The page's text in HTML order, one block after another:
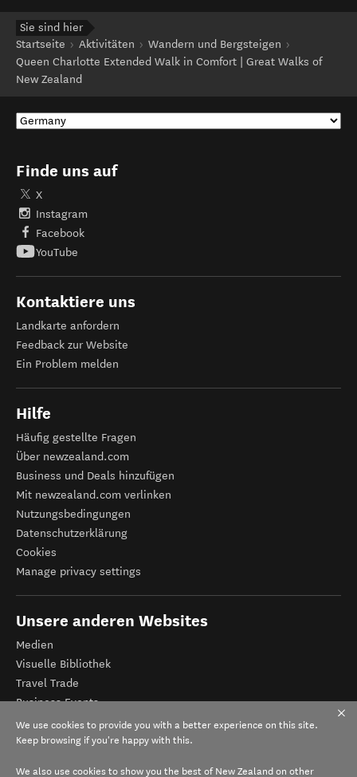
Sie sind hier
Startseite
Aktivitäten
Wandern und Bergsteigen
Queen Charlotte Extended Walk in Comfort | Great Walks of
New Zealand
Finde uns auf
X
Instagram
Facebook
YouTube
Kontaktiere uns
Landkarte anfordern
Feedback zur Website
Ein Problem melden
Hilfe
Häufig gestellte Fragen
Über newzealand.com
Business und Deals hinzufügen
Mit newzealand.com verlinken
Nutzungsbedingungen
Datenschutzerklärung
Cookies
Manage privacy settings
Unsere anderen Websites
Medien
Visuelle Bibliothek
Travel Trade
Business Events
Tourismus Neuseeland
Veranstalter-Registrierung
We use cookies to provide you with a better experience on this site.
Keep browsing if you're happy with this.
We also use cookies to show you the best of New Zealand on other